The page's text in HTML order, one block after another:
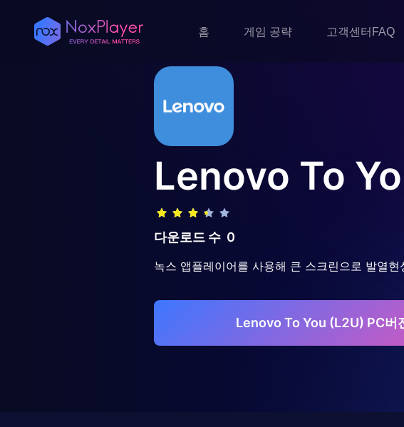
홈 게임 공략 고객센터FAQ
Lenovo To
다운로드 수 0
녹스 앱플레이어를 사용해 큰 스크린으로 발열
Lenovo To You (L2U) PC버